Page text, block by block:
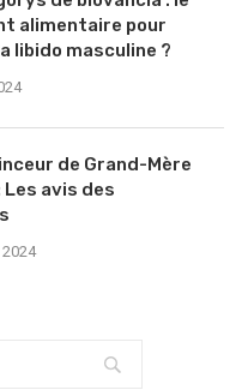
alimentaire pour
libido masculine ?
de Grand-Mère
Les avis des